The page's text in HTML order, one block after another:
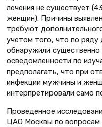
лечения не существует
женщин). Причины
требуют
учетом того, что по
обнаружили
осведомленности по
предполагать, что при
инфекции мужчины и
интерпретировали само
Проведенное
ЦАО Москвы по